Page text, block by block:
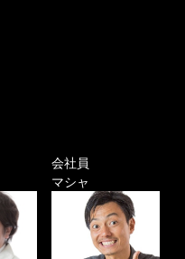
会社員
マシャ